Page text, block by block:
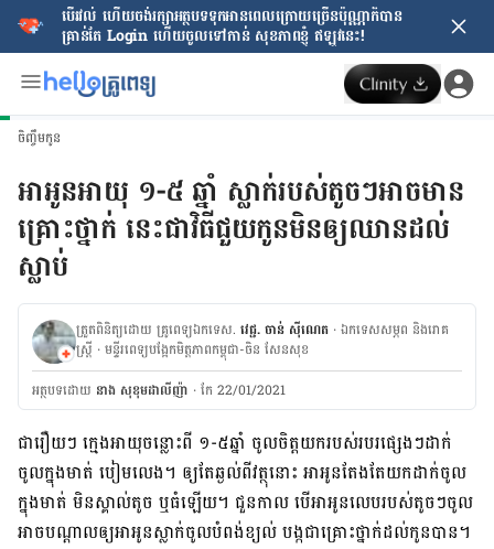
បើរវល់ ហើយចង់​រក្សាអត្ថបទទុកអានពេលក្រោយ​ច្រើនប៉ុណ្ណាក៏បាន
គ្រាន់តែ​ Login ហើយចូលទៅកាន់ សុខភាពខ្ញុំ ឥឡូវនេះ!
ចិញ្ចឹមកូន
អាអូនអាយុ ១-៥ ឆ្នាំ ស្លាក់របស់តូចៗអាចមាន
គ្រោះថ្នាក់ នេះជាវិធីជួយកូនមិនឲ្យឈានដល់
ស្លាប់
ត្រួតពិនិត្យដោយ គ្រូពេទ្យឯកទេស. វេជ្ជ. ចាន់ ស៊ីណេត · ឯកទេសសម្ភព និងរោគ
ស្ត្រី · ម​ន្ទីរពេទ្យបង្អែកមិត្តភាពកម្ពុជា-ចិន សែនសុខ
អត្ថបទ​ដោយ នាង សុខុមដាលីញ៉ា ·កែ 22/01/2021
ជារឿយៗ ក្មេង​អាយុ​ចន្លោះ​ពី ​១-៥​ឆ្នាំ ចូល​ចិត្ត​យក​របស់​របរ​ផ្សេងៗ​ដាក់​
ចូល​ក្នុង​មាត់ បៀម​លេង។ ឲ្យ​តែ​ឆ្ងល់​ពី​វត្ថុ​នោះ អា​អូន​តែង​តែ​យក​ដាក់​ចូល​
ក្នុង​មាត់ មិន​ស្គាល់​តូច ឬ​ធំ​ឡើយ។ ជួន​កាល បើ​អា​អូន​លេប​របស់​តូច​ៗ​ចូល
អាច​បណ្ដាល​ឲ្យ​អា​អូន​ស្លាក់​ចូល​បំពង់​ខ្យល់ បង្ក​ជា​គ្រោះ​ថ្នាក់​ដល់​កូន​បាន។